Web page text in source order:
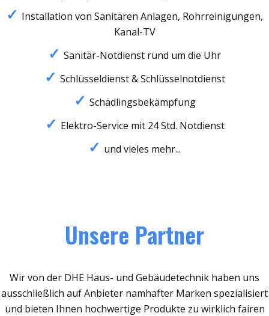
Installation von Sanitären Anlagen, Rohrreinigungen,
Kanal-TV
Sanitär-Notdienst rund um die Uhr
Schlüsseldienst & Schlüsselnotdienst
Schädlingsbekämpfung
Elektro-Service mit 24 Std. Notdienst
und vieles mehr...
Unsere Partner
Wir von der DHE Haus- und Gebäudetechnik haben uns
ausschließlich auf Anbieter namhafter Marken spezialisiert
und bieten Ihnen hochwertige Produkte zu wirklich fairen